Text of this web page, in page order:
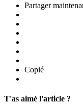
Partager
Copié
T'as aimé l'article ?